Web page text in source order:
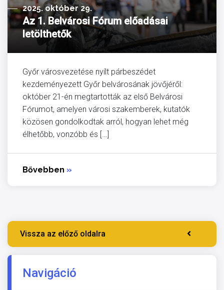
2025. október 29.
Az 1. Belvárosi Fórum előadásai
letölthetők
Győr városvezetése nyílt párbeszédet
kezdeményezett Győr belvárosának jövőjéről:
október 21-én megtartották az első Belvárosi
Fórumot, amelyen városi szakemberek, kutatók
közösen gondolkodtak arról, hogyan lehet még
élhetőbb, vonzóbb és […]
Bővebben »
Vissza az előző oldalra
Navigáció